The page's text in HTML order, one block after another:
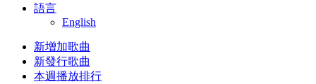
語言
English
新增加歌曲
新發行歌曲
本週播放排行